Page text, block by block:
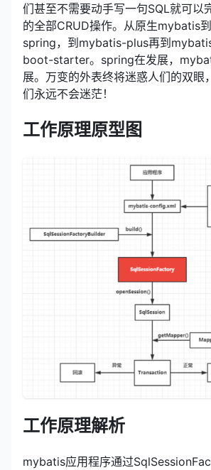
们甚至不需要动手写一句SQL就可以
的全部CRUD操作。从原生mybatis
spring，到mybatis-plus再到
boot-starter。spring在发展，
展。万变的外表终将迷惑人们的双眼
们永远不会迷茫！
工作原理原型图
工作原理解析
mybatis应用程序通过